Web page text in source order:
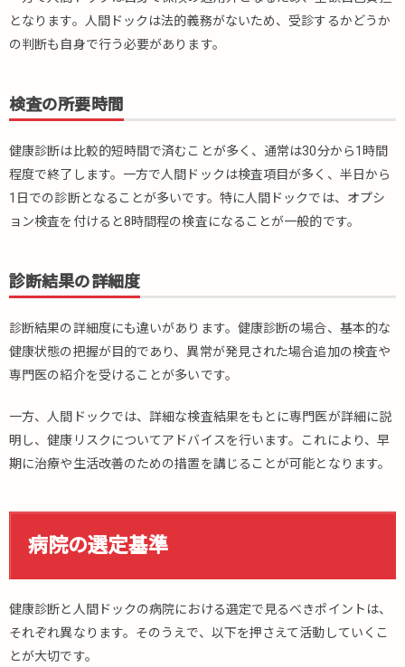
となります。人間ドックは法的義務がないため、受診するかどうか
の判断も自身で行う必要があります。
検査の所要時間
健康診断は比較的短時間で済むことが多く、通常は30分から1時間
程度で終了します。一方で人間ドックは検査項目が多く、半日から
1日での診断となることが多いです。特に人間ドックでは、オプシ
ョン検査を付けると8時間程の検査になることが一般的です。
診断結果の詳細度
診断結果の詳細度にも違いがあります。健康診断の場合、基本的な
健康状態の把握が目的であり、異常が発見された場合追加の検査や
専門医の紹介を受けることが多いです。
一方、人間ドックでは、詳細な検査結果をもとに専門医が詳細に説
明し、健康リスクについてアドバイスを行います。これにより、早
期に治療や生活改善のための措置を講じることが可能となります。
病院の選定基準
健康診断と人間ドックの病院における選定で見るべきポイントは、
それぞれ異なります。そのうえで、以下を押さえて活動していくこ
とが大切です。